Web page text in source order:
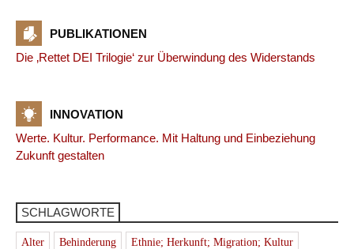
PUBLIKATIONEN
Die ‚Rettet DEI Trilogie‘ zur Überwindung des Widerstands
INNOVATION
Werte. Kultur. Performance. Mit Haltung und Einbeziehung
Zukunft gestalten
SCHLAGWORTE
Alter Behinderung Ethnie; Herkunft; Migration; Kultur